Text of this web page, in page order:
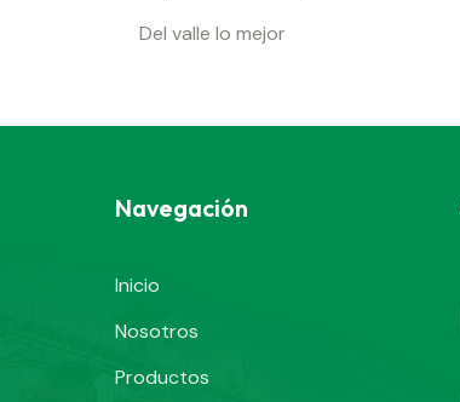
Del valle lo mejor
Navegación
Inicio
Nosotros
Productos